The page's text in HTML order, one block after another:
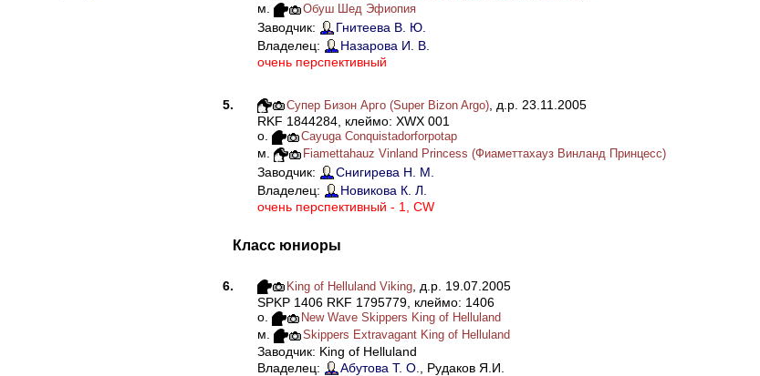
м. Обуш Шед Эфиопия
Заводчик:
Гнитеева В. Ю.
Владелец:
Назарова И. В.
очень перспективный
5. Супер Бизон Арго (Super Bizon Argo), д.р. 23.11.2005
RKF 1844284, клеймо: XWX 001
о.
Cayuga Conquistadorforpotap
м. Fiamettahauz Vinland Princess (Фиаметтахауз Винланд Принцесс)
Заводчик:
Снигирева Н. М.
Владелец:
Новикова К. Л.
очень перспективный - 1, CW
Класс юниоры
6. King of Helluland Viking, д.р. 19.07.2005
SPKP 1406 RKF 1795779, клеймо: 1406
о.
New Wave Skippers King of Helluland
м. Skippers Extravagant King of Helluland
Заводчик: King of Helluland
Владелец:
Абутова Т. О.
, Рудаков Я.И.